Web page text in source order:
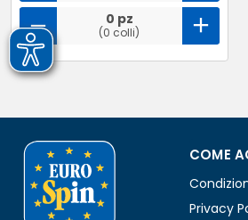
0 pz
(0 colli)
COME
Privacy